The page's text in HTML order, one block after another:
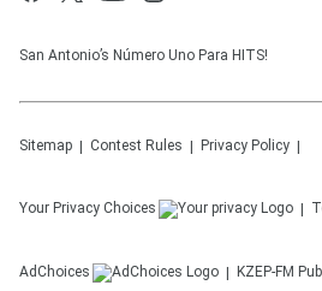
San Antonio’s Número Uno Para HITS!
Sitemap Contest Rules Privacy Policy
Your Privacy Choices
AdChoices KZEP-FM